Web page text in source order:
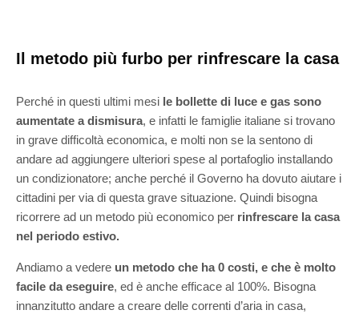
Il metodo più furbo per rinfrescare la casa
Perché in questi ultimi mesi le bollette di luce e gas sono
aumentate a dismisura, e infatti le famiglie italiane si trovano
in grave difficoltà economica, e molti non se la sentono di
andare ad aggiungere ulteriori spese al portafoglio installando
un condizionatore; anche perché il Governo ha dovuto aiutare i
cittadini per via di questa grave situazione. Quindi bisogna
ricorrere ad un metodo più economico per rinfrescare la casa
nel periodo estivo.
Andiamo a vedere un metodo che ha 0 costi, e che è molto
facile da eseguire, ed è anche efficace al 100%. Bisogna
innanzitutto andare a creare delle correnti d’aria in casa,